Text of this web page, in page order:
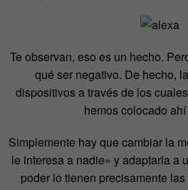
Te observan, eso es un hecho.
qué ser negativo. De hecho,
dispositivos a través de los
hemos colocado
Simplemente hay que cambiar la
le interesa a nadie» y adaptarla a
poder lo tienen precisamente las